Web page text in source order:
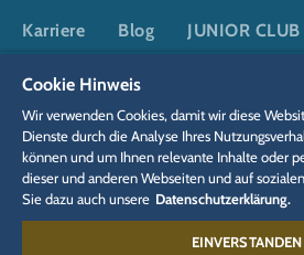
Karriere Blog JUNIOR CLUB
EUROPA Radio
Partner-Portal Onlineshop
Eatrenalin Hotelreservierung
Rulantica Roman Talent
Cookie Hinweis
Wir verwenden Cookies, damit wir diese
Dienste durch die Analyse Ihres
können und um Ihnen relevante Inhalte oder
dieser und anderen Webseiten und auf
Sie dazu auch unsere Datenschutzerklärung.
EINVERSTANDEN